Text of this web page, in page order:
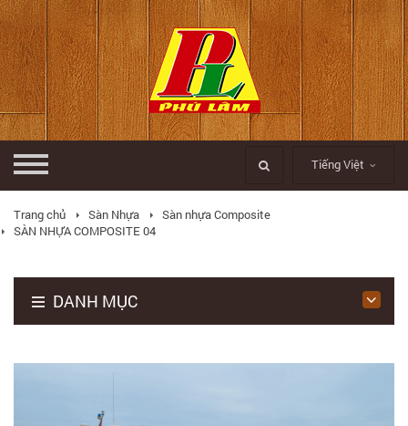
Tiếng Việt
Trang chủ Sàn Nhựa
Sàn nhựa Composite
SÀN NHỰA COMPOSITE 04
DANH MỤC